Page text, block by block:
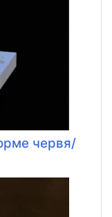
червя/